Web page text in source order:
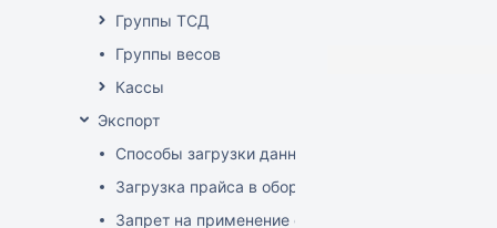
Группы ТСД
Группы весов
Кассы
Экспорт
Способы загрузки данных в оборудование
Загрузка прайса в оборудование
Запрет на применение скидок